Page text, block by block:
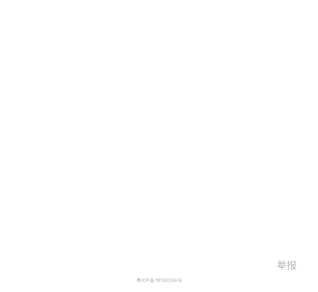
粤ICP备19150304号
举报